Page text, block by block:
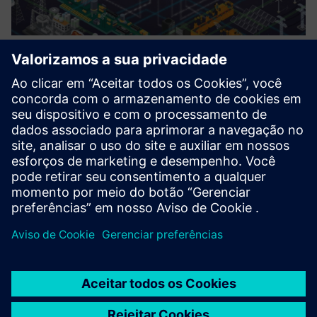
Digital Enterprise for Digital
Transformation
PLM com solução Teamcenter
CAD 3D com personalização da API aberta do NX
Fabricação digital com simulação e comissionamento em
um ambiente digital.
Saiba mais